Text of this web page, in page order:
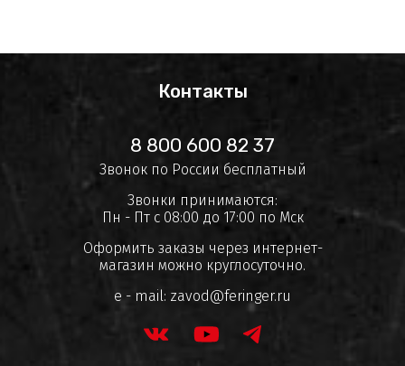
Контакты
8 800 600 82 37
Звонок по России бесплатный
Звонки принимаются:
Пн - Пт с 08:00 до 17:00 по Мск
Оформить заказы через интернет-
магазин можно круглосуточно.
e - mail: zavod@feringer.ru